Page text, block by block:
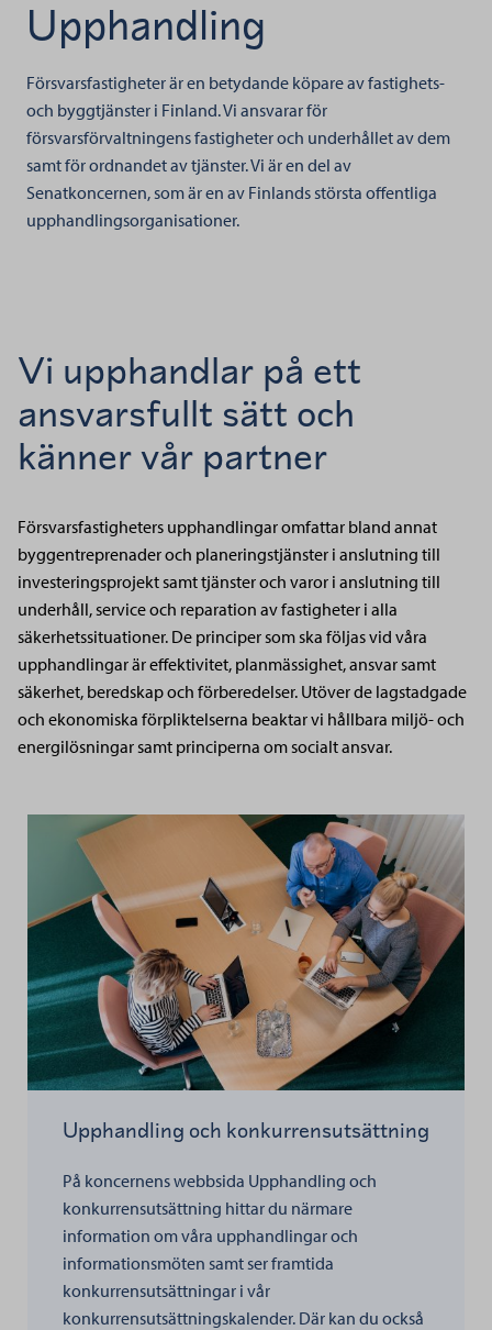
Upphandling
Försvarsfastigheter är en betydande köpare av fastighets-
och byggtjänster i Finland. Vi ansvarar för
försvarsförvaltningens fastigheter och underhållet av dem
samt för ordnandet av tjänster. Vi är en del av
Senatkoncernen, som är en av Finlands största offentliga
upphandlingsorganisationer.
Vi upphandlar på ett
ansvarsfullt sätt och
känner vår partner
Försvarsfastigheters upphandlingar omfattar bland annat
byggentreprenader och planeringstjänster i anslutning till
investeringsprojekt samt tjänster och varor i anslutning till
underhåll, service och reparation av fastigheter i alla
säkerhetssituationer. De principer som ska följas vid våra
upphandlingar är effektivitet, planmässighet, ansvar samt
säkerhet, beredskap och förberedelser. Utöver de lagstadgade
och ekonomiska förpliktelserna beaktar vi hållbara miljö- och
energilösningar samt principerna om socialt ansvar.
Upphandling och konkurrensutsättning
På koncernens webbsida Upphandling och
konkurrensutsättning hittar du närmare
information om våra upphandlingar och
informationsmöten samt ser framtida
konkurrensutsättningar i vår
konkurrensutsättningskalender. Där kan du också